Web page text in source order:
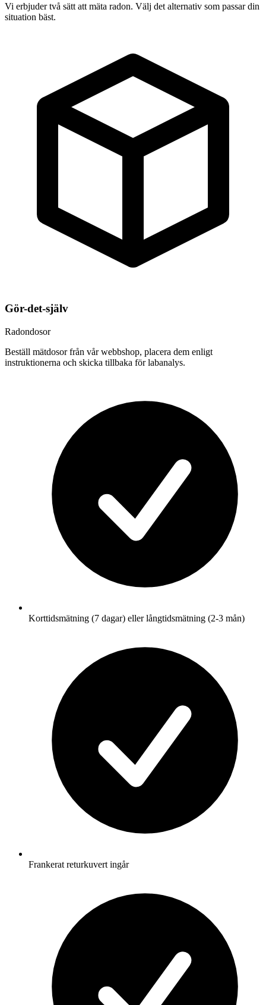
Vi erbjuder två sätt att mäta radon. Välj det alternativ som passar din
situation bäst.
Gör-det-själv
Radondosor
Beställ mätdosor från vår webbshop, placera dem enligt
instruktionerna och skicka tillbaka för labanalys.
Korttidsmätning (7 dagar) eller långtidsmätning (2-3 mån)
Frankerat returkuvert ingår